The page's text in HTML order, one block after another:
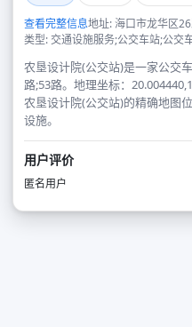
查看完整信息地址: 海口市龙华区
类型: 交通设施服务;公交车站;公交
农垦设计院(公交站)是一家公交
路;53路。地理坐标：
农垦设计院(公交站)的精确地图
设施。
用户评价
匿名用户